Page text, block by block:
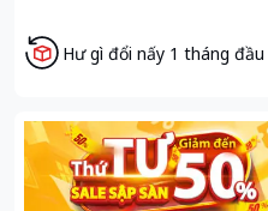
Hư gì đổi nấy 1 tháng đầu